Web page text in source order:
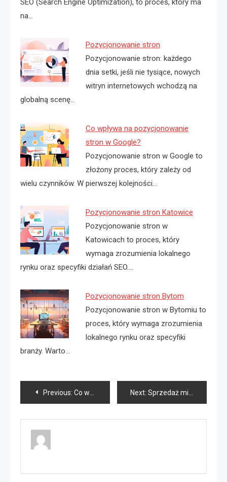
SEO (Search Engine Optimization), to proces, który ma
na…
Pozycjonowanie stron
Pozycjonowanie stron: każdego
dnia setki, jeśli nie tysiące, nowych
witryn internetowych wchodzą na
globalną scenę…
Co wpływa na pozycjonowanie
stron w Google?
Pozycjonowanie stron w Google to
złożony proces, który zależy od
wielu czynników. W pierwszej kolejności…
Pozycjonowanie stron Katowice
Pozycjonowanie stron w
Katowicach to proces, który
wymaga zrozumienia lokalnego
rynku oraz specyfiki działań SEO.…
Pozycjonowanie stron Bytom
Pozycjonowanie stron w Bytomiu to
proces, który wymaga zrozumienia
lokalnego rynku oraz specyfiki
branży. Warto…
Nawigacja
wpisu
Previous: Co wpływa na pozycjonowanie strony? Next: Sprzedaż mieszkania co warto wiedzieć?